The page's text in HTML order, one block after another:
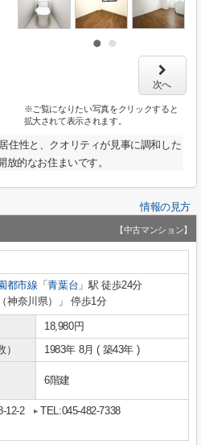
次へ
※ご覧になりたい写真をクリックすると
拡大されて表示されます。
住性と、クオリティが見事に調和した
的なお住まいです。
情報の見方
【中古マンション】
都市線 「青葉台 」駅 徒歩24分
神奈川県）」 停歩1分
18,980円
1983年 8月 ( 築43年 )
6階建
12-2
TEL:045-482-7338